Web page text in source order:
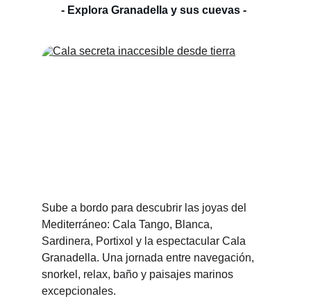
Sube a bordo para descubrir las joyas del
Mediterráneo: Cala Tango, Blanca,
Sardinera, Portixol y la espectacular Cala
Granadella. Una jornada entre navegación,
snorkel, relax, baño y paisajes marinos
excepcionales.
- Explora Granadella y sus cuevas -